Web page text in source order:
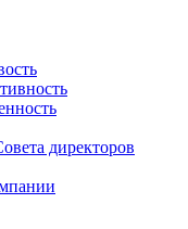
директоров